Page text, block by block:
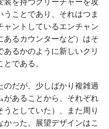
ことであり、それはつま
ャントしているエンチャン
あるカウンターなど）はそ
るかのように新しいクリ
である。
だが、少しばかり複雑過
があることから、それぞれ
としていた）、また周り
った。展望デザインはこ